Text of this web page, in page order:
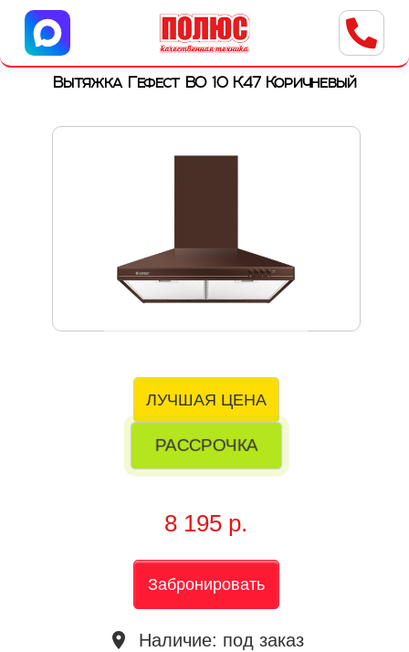
Центр бытовой техники
г. Ульяновск, ул. Пушкарева, 8a
Вытяжка Гефест ВО 10 К47 Коричневый
ЛУЧШАЯ ЦЕНА
РАССРОЧКА
8 195 р.
Забронировать
place Наличие: под заказ